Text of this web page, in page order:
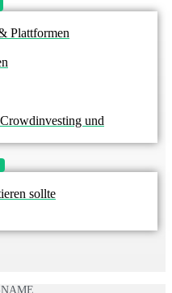
Plattformen
und
sollte